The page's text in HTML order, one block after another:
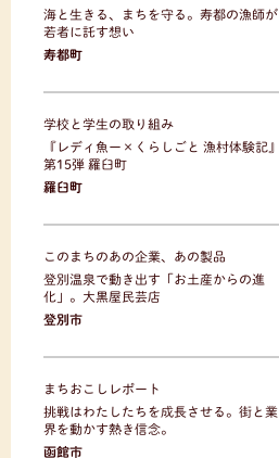
海と生きる、まちを守る。寿都の漁師が
若者に託す想い
寿都町
学校と学生の取り組み
『レディ魚ー×くらしごと 漁村体験記』
第15弾 羅臼町
羅臼町
このまちのあの企業、あの製品
登別温泉で動き出す「お土産からの進
化」。大黒屋民芸店
登別市
まちおこしレポート
挑戦はわたしたちを成長させる。街と業
界を動かす熱き信念。
函館市